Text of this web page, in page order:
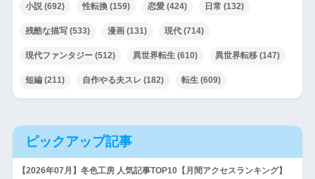
小説(692) 性転換(159) 恋愛(424) 日常 (132)
残酷な描写(533) 漫画(131) 現代(714)
現代ファンタジー(512) 異世界転生(610) 異世界転移(147)
短編(211) 自作やる夫スレ (182) 転生(609)
ピックアップ記事
【2026年07月】冬色工房 人気記事TOP10【月間アクセスランキング】